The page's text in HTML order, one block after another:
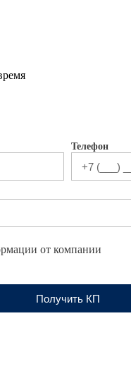
Телефон
от компании
Получить КП